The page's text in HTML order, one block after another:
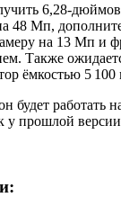
6,28-
48 Мп,
на 13 Мп и
Также
ёмкостью 5 100
будет работать
у прошлой